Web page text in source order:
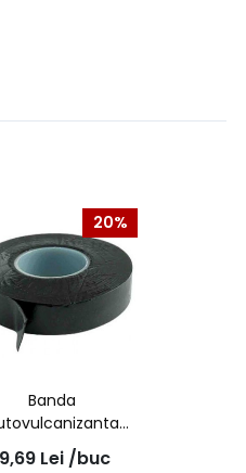
20%
Banda
10metri
Lei /buc